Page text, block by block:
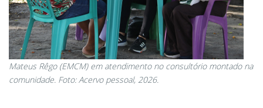
Mateus Rêgo (EMCM) em atendimento no consultório montado na
comunidade. Foto: Acervo pessoal, 2026.